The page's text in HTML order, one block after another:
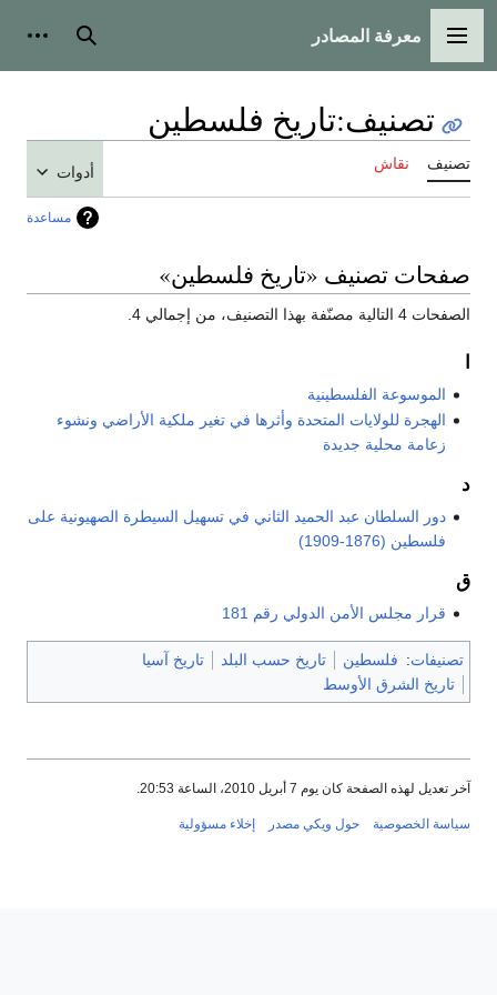
القائمة الرئيسية
معرفة المصادر بحث
تصنيف:تاريخ فلسطين
تصنيف نقاش أدوات
مساعدة
صفحات تصنيف «تاريخ فلسطين»
الصفحات 4 التالية مصنّفة بهذا التصنيف، من إجمالي 4.
الموسوعة الفلسطينية
الهجرة للولايات المتحدة وأثرها في تغير ملكية الأراضي ونشوء
زعامة محلية جديدة
د
دور السلطان عبد الحميد الثاني في تسهيل السيطرة الصهيونية على
فلسطين (1876-1909)
ق
قرار مجلس الأمن الدولي رقم 181
تصنيفات: فلسطين تاريخ حسب البلد
تاريخ آسيا
تاريخ الشرق الأوسط
آخر تعديل لهذه الصفحة كان يوم 7 أبريل 2010، الساعة 20:53.
سياسة الخصوصية حول ويكي مصدر إخلاء مسؤولية